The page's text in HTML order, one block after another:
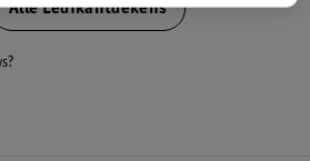
Alle Ledikantdekens